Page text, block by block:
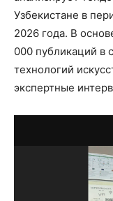
Узбекистане в
2026 года. В
000 публикаций в
технологий
экспертные